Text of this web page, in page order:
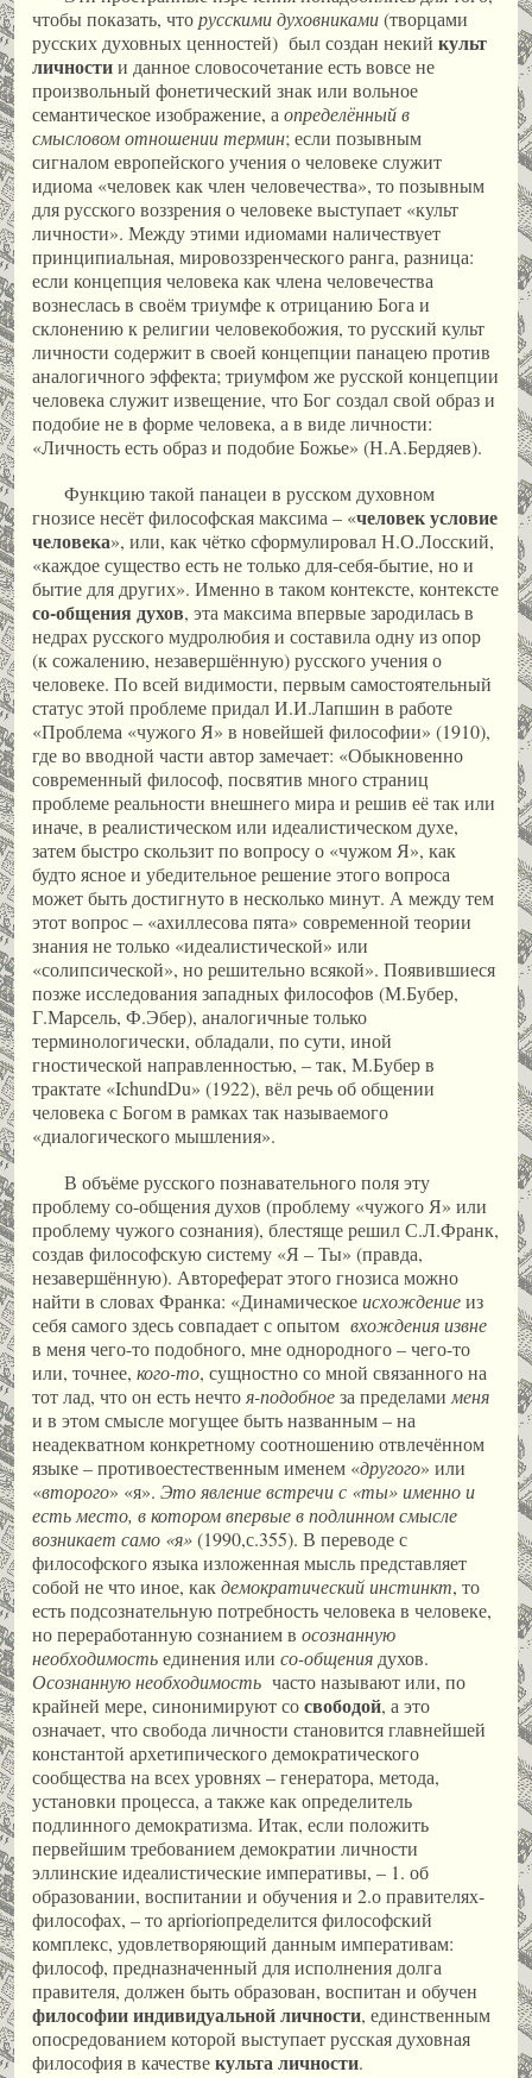
чтобы показать, чторусскими духовниками(творцами
русских духовных ценностей) был создан некий культ
личностии данное словосочетание есть вовсе не
произвольный фонетический знак или вольное
семантическое изображение, а определённый в
смысловом отношении термин; если позывным
сигналом европейского учения о человеке служит
идиома «человек как член человечества», то позывным
для русского воззрения о человеке выступает «культ
личности». Между этими идиомами наличествует
принципиальная, мировоззренческого ранга, разница:
если концепция человека как члена человечества
вознеслась в своём триумфе к отрицанию Бога и
склонению к религии человекобожия, то русский культ
личности содержит в своей концепции панацею против
аналогичного эффекта; триумфом же русской концепции
человека служит извещение, что Бог создал свой образ и
подобие не в форме человека, а в виде личности:
«Личность есть образ и подобие Божье» (Н.А.Бердяев).
Функцию такой панацеи в русском духовном
гнозисе несёт философская максима – «человек условие
человека», или, как чётко сформулировал Н.О.Лосский,
«каждое существо есть не только для-себя-бытие, но и
бытие для других». Именно в таком контексте, контексте
со-общения духов, эта максима впервые зародилась в
недрах русского мудролюбия и составила одну из опор
(к сожалению, незавершённую) русского учения о
человеке. По всей видимости, первым самостоятельный
статус этой проблеме придал И.И.Лапшин в работе
«Проблема «чужого Я» в новейшей философии» (1910),
где во вводной части автор замечает: «Обыкновенно
современный философ, посвятив много страниц
проблеме реальности внешнего мира и решив её так или
иначе, в реалистическом или идеалистическом духе,
затем быстро скользит по вопросу о «чужом Я», как
будто ясное и убедительное решение этого вопроса
может быть достигнуто в несколько минут. А между тем
этот вопрос – «ахиллесова пята» современной теории
знания не только «идеалистической» или
«солипсической», но решительно всякой». Появившиеся
позже исследования западных философов (М.Бубер,
Г.Марсель, Ф.Эбер), аналогичные только
терминологически, обладали, по сути, иной
гностической направленностью, – так, М.Бубер в
трактате «IchundDu» (1922), вёл речь об общении
человека с Богом в рамках так называемого
«диалогического мышления».
В объёме русского познавательного поля эту
проблему со-общения духов (проблему «чужого Я» или
проблему чужого сознания), блестяще решил С.Л.Франк,
создав философскую систему «Я – Ты» (правда,
незавершённую). Автореферат этого гнозиса можно
найти в словах Франка: «Динамическоеисхождениеиз
себя самого здесь совпадает с опытом вхождения извне
в меня чего-то подобного, мне однородного – чего-то
или, точнее, кого-то, сущностно со мной связанного на
тот лад, что он есть нечтоя-подобноеза пределамименя
и в этом смысле могущее быть названным – на
неадекватном конкретному соотношению отвлечённом
языке – противоестественным именем «другого» или
«второго» «я». Это явление встречи с «ты» именно и
есть место, в котором впервые в подлинном смысле
возникает само «я»(1990,с.355). В переводе с
философского языка изложенная мысль представляет
собой не что иное, какдемократический инстинкт, то
есть подсознательную потребность человека в человеке,
но переработанную сознанием в осознанную
необходимостьединения или со-общениядухов.
Осознанную необходимость часто называют или, по
крайней мере, синонимируют сосвободой, а это
означает, что свобода личности становится главнейшей
константой архетипического демократического
сообщества на всех уровнях – генератора, метода,
установки процесса, а также как определитель
подлинного демократизма. Итак, если положить
первейшим требованием демократии личности
эллинские идеалистические императивы, – 1. об
образовании, воспитании и обучения и 2.о правителях-
философах, – то aprioriопределится философский
комплекс, удовлетворяющий данным императивам:
философ, предназначенный для исполнения долга
правителя, должен быть образован, воспитан и обучен
философии индивидуальной личности, единственным
опосредованием которой выступает русская духовная
философия в качествекульта личности.